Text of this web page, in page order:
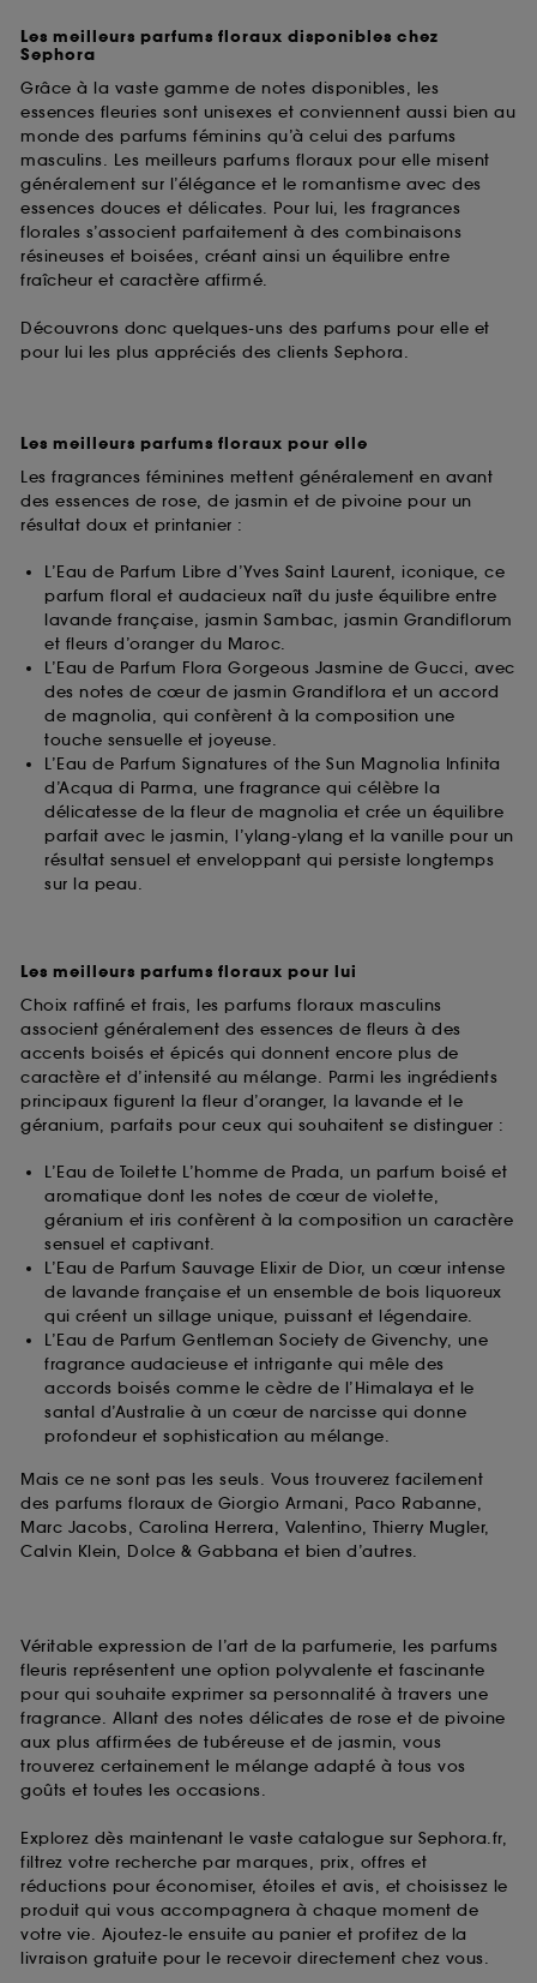
Les meilleurs parfums floraux disponibles chez
Sephora
Grâce à la vaste gamme de notes disponibles, les
essences fleuries sont unisexes et conviennent aussi bien au
monde des parfums féminins qu’à celui des parfums
masculins. Les meilleurs parfums floraux pour elle misent
généralement sur l’élégance et le romantisme avec des
essences douces et délicates. Pour lui, les fragrances
florales s’associent parfaitement à des combinaisons
résineuses et boisées, créant ainsi un équilibre entre
fraîcheur et caractère affirmé.
Découvrons donc quelques-uns des parfums pour elle et
pour lui les plus appréciés des clients Sephora.
Les meilleurs parfums floraux pour elle
Les fragrances féminines mettent généralement en avant
des essences de rose, de jasmin et de pivoine pour un
résultat doux et printanier :
L’Eau de Parfum Libre d’Yves Saint Laurent, iconique, ce
parfum floral et audacieux naît du juste équilibre entre
lavande française, jasmin Sambac, jasmin Grandiflorum
et fleurs d’oranger du Maroc.
L’Eau de Parfum Flora Gorgeous Jasmine de Gucci, avec
des notes de cœur de jasmin Grandiflora et un accord
de magnolia, qui confèrent à la composition une
touche sensuelle et joyeuse.
L’Eau de Parfum Signatures of the Sun Magnolia Infinita
d’Acqua di Parma, une fragrance qui célèbre la
délicatesse de la fleur de magnolia et crée un équilibre
parfait avec le jasmin, l’ylang-ylang et la vanille pour un
résultat sensuel et enveloppant qui persiste longtemps
sur la peau.
Les meilleurs parfums floraux pour lui
Choix raffiné et frais, les parfums floraux masculins
associent généralement des essences de fleurs à des
accents boisés et épicés qui donnent encore plus de
caractère et d’intensité au mélange. Parmi les ingrédients
principaux figurent la fleur d’oranger, la lavande et le
géranium, parfaits pour ceux qui souhaitent se distinguer :
L’Eau de Toilette L’homme de Prada, un parfum boisé et
aromatique dont les notes de cœur de violette,
géranium et iris confèrent à la composition un caractère
sensuel et captivant.
L’Eau de Parfum Sauvage Elixir de Dior, un cœur intense
de lavande française et un ensemble de bois liquoreux
qui créent un sillage unique, puissant et légendaire.
L’Eau de Parfum Gentleman Society de Givenchy, une
fragrance audacieuse et intrigante qui mêle des
accords boisés comme le cèdre de l’Himalaya et le
santal d’Australie à un cœur de narcisse qui donne
profondeur et sophistication au mélange.
Mais ce ne sont pas les seuls. Vous trouverez facilement
des parfums floraux de Giorgio Armani, Paco Rabanne,
Marc Jacobs, Carolina Herrera, Valentino, Thierry Mugler,
Calvin Klein, Dolce & Gabbana et bien d’autres.
Véritable expression de l’art de la parfumerie, les parfums
fleuris représentent une option polyvalente et fascinante
pour qui souhaite exprimer sa personnalité à travers une
fragrance. Allant des notes délicates de rose et de pivoine
aux plus affirmées de tubéreuse et de jasmin, vous
trouverez certainement le mélange adapté à tous vos
goûts et toutes les occasions.
Explorez dès maintenant le vaste catalogue sur Sephora.fr,
filtrez votre recherche par marques, prix, offres et
réductions pour économiser, étoiles et avis, et choisissez le
produit qui vous accompagnera à chaque moment de
votre vie. Ajoutez-le ensuite au panier et profitez de la
livraison gratuite pour le recevoir directement chez vous.